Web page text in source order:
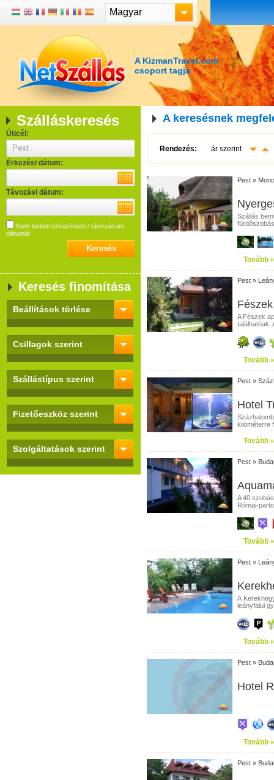
Magyar
A KizmanTravel.com
csoport tagja
Szálláskeresés
Úticél:
Érkezési dátum:
Távozási dátum:
Nem tudom érkezésem / távozásom
dátumát
Keresés finomítása
Beállítások törlése
Csillagok szerint
Szállástípus szerint
Fizetőeszköz szerint
Szolgáltatások szerint
A keresésnek
Rendezés: ár szerint
Pest »
Szállás
Tovább »
Pest »
A Fészek
találhatóak.
Tovább »
Pest »
Hotel
kilométerre
Tovább »
Pest »
A 40
Római-
Tovább »
Pest »
A
leányfalui
Tovább »
Pest »
Hotel
Tovább »
Pest »